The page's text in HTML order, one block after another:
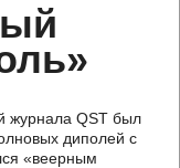
журнала QST был
диполей с
«веерным